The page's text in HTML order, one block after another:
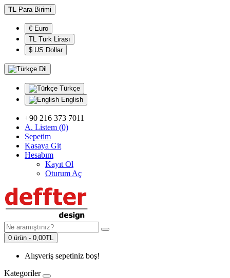
TL Para Birimi
€ Euro
TL Türk Lirası
$ US Dollar
Dil
Türkçe
English
+90 216 373 7011
A. Listem (0)
Sepetim
Kasaya Git
Hesabım
Kayıt Ol
Oturum Aç
0 ürün - 0,00TL
Alışveriş sepetiniz boş!
Kategoriler